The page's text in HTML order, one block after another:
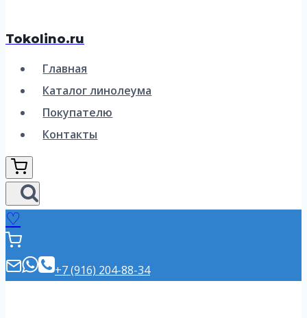
Tokolino.ru
Главная
Каталог линолеума
Покупателю
Контакты
♡
+7 (916) 204-88-34